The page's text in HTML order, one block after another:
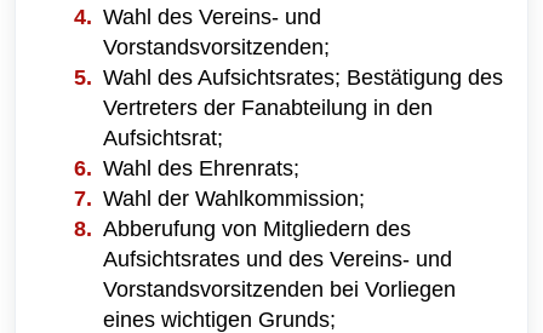
Wahl des Vereins- und
Vorstandsvorsitzenden;
Wahl des Aufsichtsrates; Bestätigung des
Vertreters der Fanabteilung in den
Aufsichtsrat;
Wahl des Ehrenrats;
Wahl der Wahlkommission;
Abberufung von Mitgliedern des
Aufsichtsrates und des Vereins- und
Vorstandsvorsitzenden bei Vorliegen
eines wichtigen Grunds;